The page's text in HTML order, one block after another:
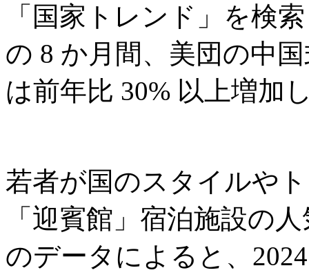
「国家トレンド」を検
の 8 か月間、美団の中
は前年比 30% 以上増加
若者が国のスタイルや
「迎賓館」宿泊施設の
のデータによると、